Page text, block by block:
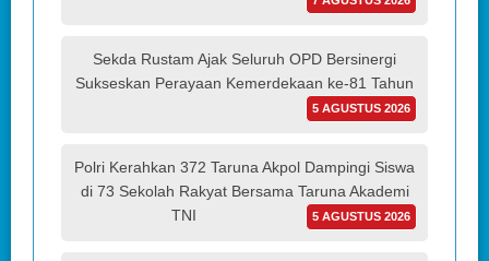
Sekda Rustam Ajak Seluruh OPD Bersinergi
Sukseskan Perayaan Kemerdekaan ke-81 Tahun
5 AGUSTUS 2026
Polri Kerahkan 372 Taruna Akpol Dampingi Siswa
di 73 Sekolah Rakyat Bersama Taruna Akademi
TNI
5 AGUSTUS 2026